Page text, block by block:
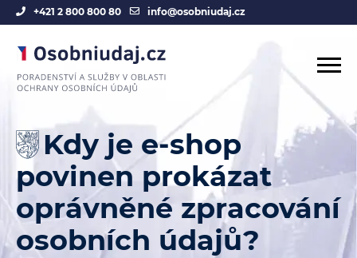
+421 2 800 800 80 info@osobniudaj.cz
Kdy je e-shop
povinen prokázat
oprávněné zpracování
osobních údajů?